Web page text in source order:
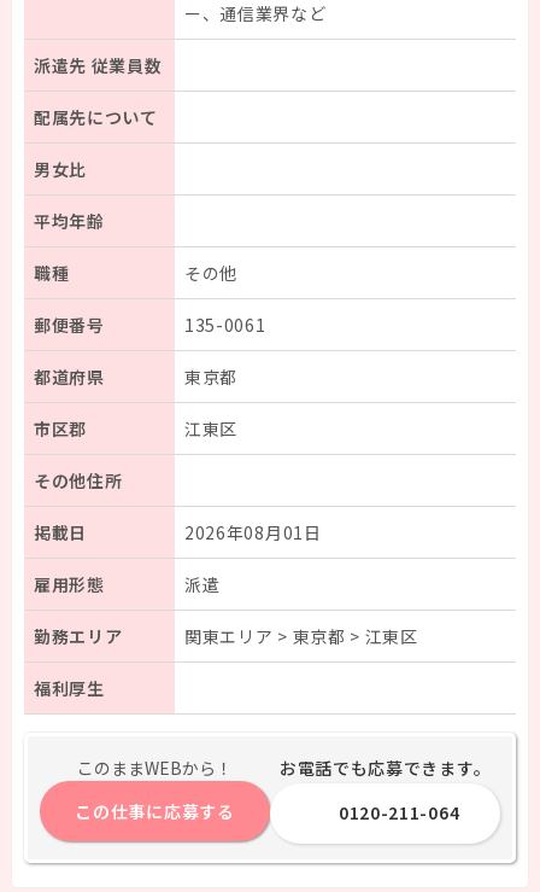
ー、通信業界など
派遣先 従業員数
配属先について
男女比
平均年齢
職種 その他
郵便番号 135-0061
都道府県 東京都
市区郡 江東区
その他住所
掲載日 2026年08月01日
雇用形態 派遣
勤務エリア 関東エリア > 東京都 > 江東区
福利厚生
このままWEBから！
この仕事に応募する
お電話でも応募できます。
0120-211-064